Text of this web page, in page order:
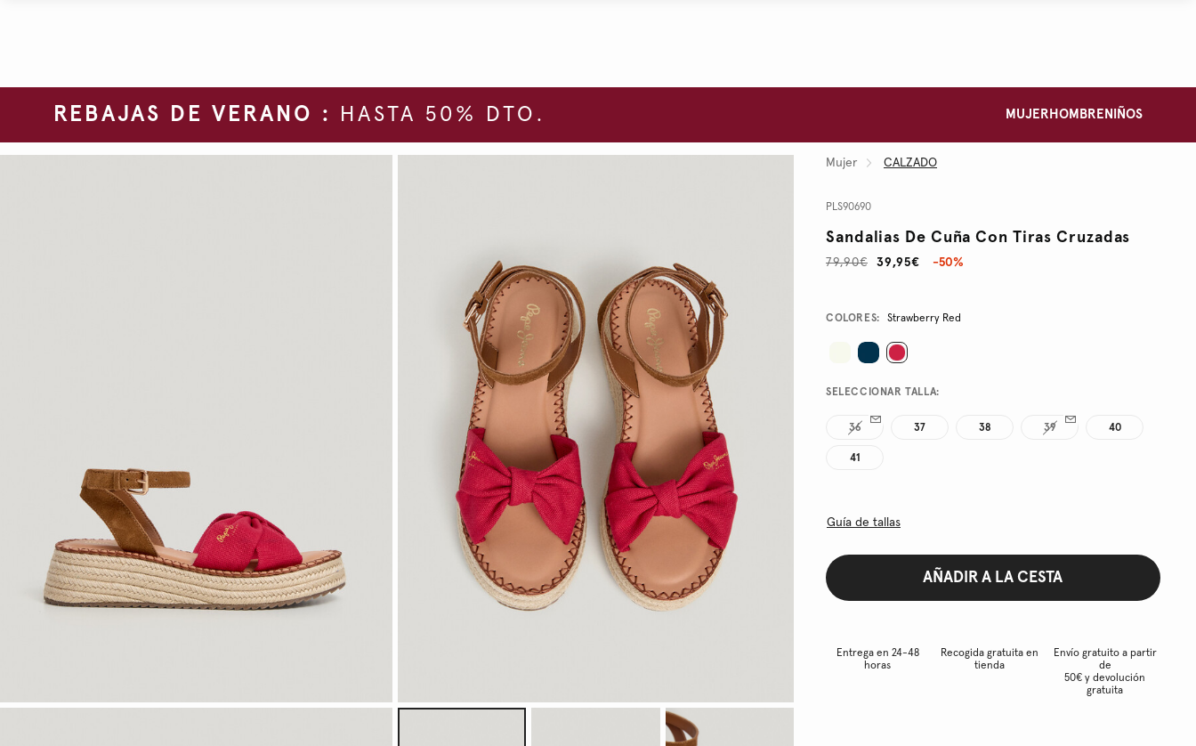
REBAJAS DE VERANO : HASTA 50% DTO. MUJER HOMBRE NIÑOS
Mujer CALZADO
PLS90690
Sandalias De Cuña Con Tiras Cruzadas
39,95€
79,90€ -50%
Promotions
Variations
COLORES: Strawberry Red
SELECCIONAR TALLA:
36 37 38 39 40
41
Guía de tallas
AÑADIR A LA CESTA
Entrega en 24-48
horas
Recogida gratuita en
tienda
Envío gratuito a partir
de
50€ y devolución
gratuita